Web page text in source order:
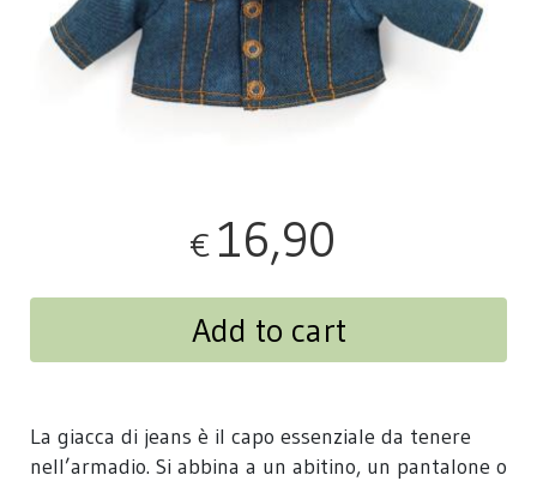
€ 16,90
Add to cart
La giacca di jeans è il capo essenziale da tenere
nell’armadio. Si abbina a un abitino, un pantalone o